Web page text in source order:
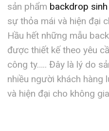
sản phẩm backdrop
sự thỏa mái và hiện đại
Hầu hết những mẫu
được thiết kế theo yêu
công ty….. Đây là lý do
nhiều người khách hàng
và hiện đại cho không